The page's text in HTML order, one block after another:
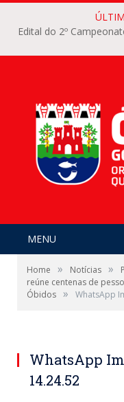
Edital do 2º
MENU
Home » Notícias »
reúne centenas de
Óbidos » WhatsApp
WhatsApp
14.24.52